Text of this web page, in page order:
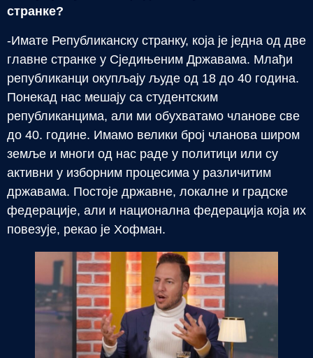
странке?
-Имате Републиканску странку, која је једна од две
главне странке у Сједињеним Државама. Млађи
републиканци окупљају људе од 18 до 40 година.
Понекад нас мешају са студентским
републиканцима, али ми обухватамо чланове све
до 40. године. Имамо велики број чланова широм
земље и многи од нас раде у политици или су
активни у изборним процесима у различитим
државама. Постоје државне, локалне и градске
федерације, али и национална федерација која их
повезује, рекао је Хофман.